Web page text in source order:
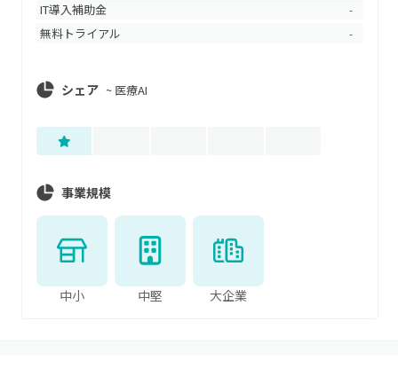
IT導入補助金 -
無料トライアル -
シェア ~ 医療AI
事業規模
中小 中堅 大企業